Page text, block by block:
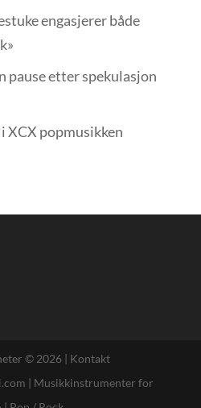
engasjerer både
pause etter spekulasjon
XCX popmusikken
© 2026 | Kontakt
| Musikkinstrumenter for